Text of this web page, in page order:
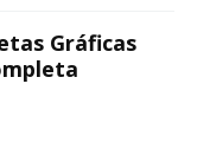
Gráficas